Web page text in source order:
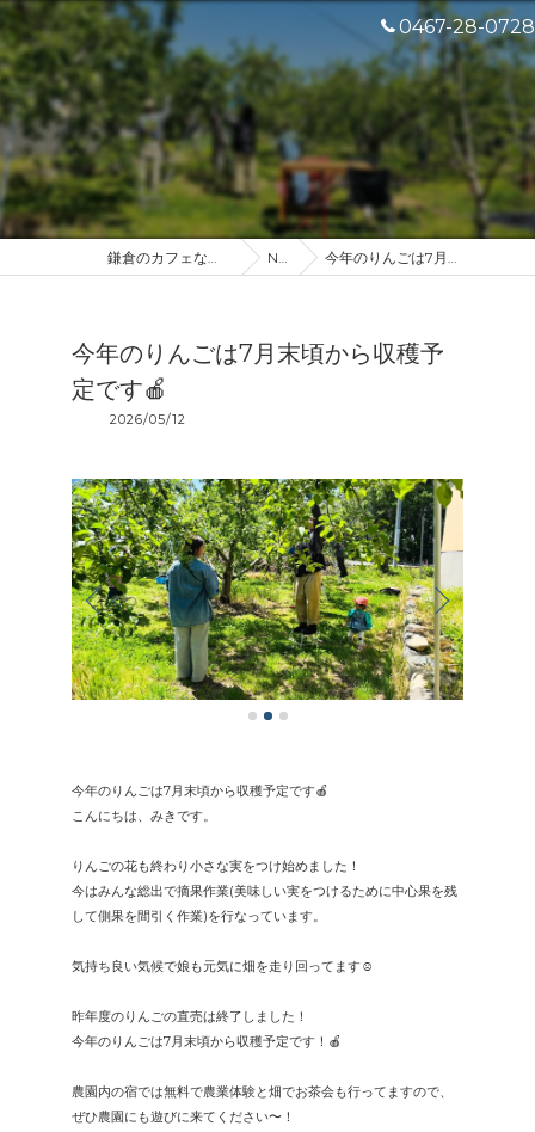
0467-28-0728
鎌倉のカフェなら産地直送のDROP IN NEWS 今年のりんごは7月末頃から収穫予定です🍎
今年のりんごは7月末頃から収穫予
定です🍎
2026/05/12
今年のりんごは7月末頃から収穫予定です🍎
こんにちは、みきです。
りんごの花も終わり小さな実をつけ始めました！
今はみんな総出で摘果作業(美味しい実をつけるために中心果を残
して側果を間引く作業)を行なっています。
気持ち良い気候で娘も元気に畑を走り回ってます☺️
昨年度のりんごの直売は終了しました！
今年のりんごは7月末頃から収穫予定です！🍎
農園内の宿では無料で農業体験と畑でお茶会も行ってますので、
ぜひ農園にも遊びに来てください〜！